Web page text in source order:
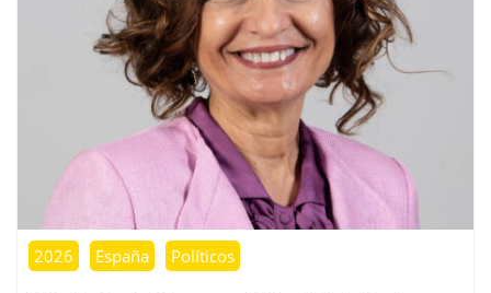
2026 España Políticos